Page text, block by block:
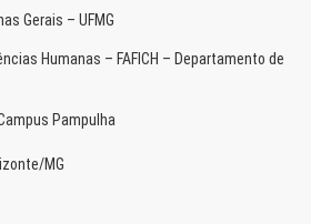
Gerais – UFMG
Humanas – FAFICH – Departamento de
Pampulha
MG